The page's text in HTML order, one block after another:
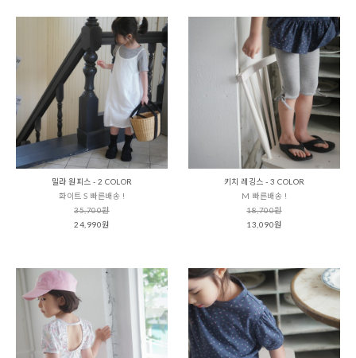
밀라 원피스 - 2 COLOR
화이트 S 빠른배송 !
35,700원
24,990원
키치 레깅스 - 3 COLOR
M 빠른배송 !
18,700원
13,090원